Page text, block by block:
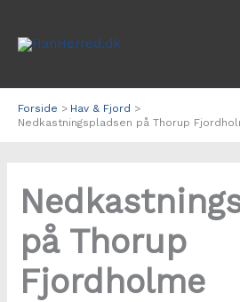
indholdet
Forside
Hav & Fjord
Nedkastningspladsen på Thorup
på Thorup
Fjordholme